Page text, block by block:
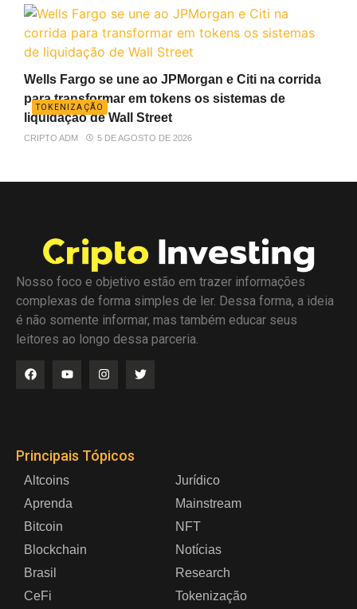
TOKENIZAÇÃO
Wells Fargo se une ao JPMorgan e Citi na corrida
para transformar em tokens os sistemas de
liquidação de Wall Street
CRIPTO ADM 5 DE AGOSTO DE 2026
Nosso foco e objetivo estão em trazer informações
complexas de forma simples de ler. Dessa forma, a ideia
é não somente informar, mas também educar seus
leitores ao longo dessa parceria.
Principais Tópicos
Altcoins
Aprenda
Bitcoin
Blockchain
Brasil
CeFi
Jurídico
Mainstream
NFT
Notícias
Research
Tokenização